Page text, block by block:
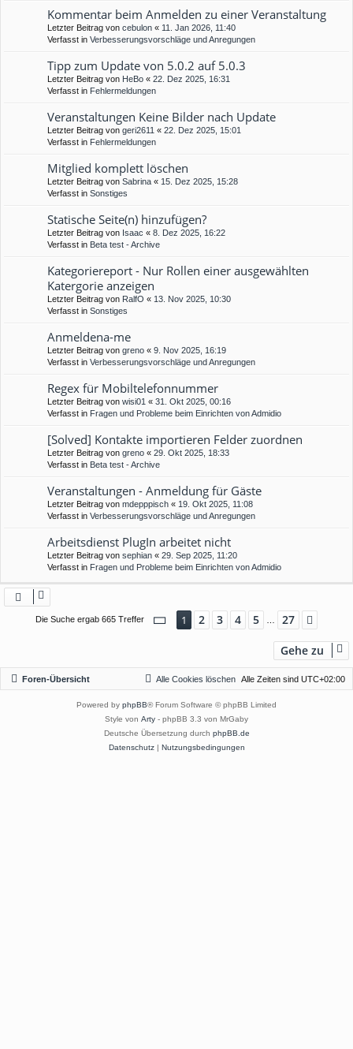
Kommentar beim Anmelden zu einer Veranstaltung
Letzter Beitrag von cebulon « 11. Jan 2026, 11:40
Verfasst in Verbesserungsvorschläge und Anregungen
Tipp zum Update von 5.0.2 auf 5.0.3
Letzter Beitrag von HeBo « 22. Dez 2025, 16:31
Verfasst in Fehlermeldungen
Veranstaltungen Keine Bilder nach Update
Letzter Beitrag von geri2611 « 22. Dez 2025, 15:01
Verfasst in Fehlermeldungen
Mitglied komplett löschen
Letzter Beitrag von Sabrina « 15. Dez 2025, 15:28
Verfasst in Sonstiges
Statische Seite(n) hinzufügen?
Letzter Beitrag von Isaac « 8. Dez 2025, 16:22
Verfasst in Beta test - Archive
Kategoriereport - Nur Rollen einer ausgewählten
Katergorie anzeigen
Letzter Beitrag von RalfO « 13. Nov 2025, 10:30
Verfasst in Sonstiges
Anmeldena-me
Letzter Beitrag von greno « 9. Nov 2025, 16:19
Verfasst in Verbesserungsvorschläge und Anregungen
Regex für Mobiltelefonnummer
Letzter Beitrag von wisi01 « 31. Okt 2025, 00:16
Verfasst in Fragen und Probleme beim Einrichten von Admidio
[Solved] Kontakte importieren Felder zuordnen
Letzter Beitrag von greno « 29. Okt 2025, 18:33
Verfasst in Beta test - Archive
Veranstaltungen - Anmeldung für Gäste
Letzter Beitrag von mdepppisch « 19. Okt 2025, 11:08
Verfasst in Verbesserungsvorschläge und Anregungen
Arbeitsdienst PlugIn arbeitet nicht
Letzter Beitrag von sephian « 29. Sep 2025, 11:20
Verfasst in Fragen und Probleme beim Einrichten von Admidio
Die Suche ergab 665 Treffer Seite 1 von 27
1 2 3 4 5 27
Gehe zu
Foren-Übersicht Alle Zeiten sind UTC+02:00
Alle Cookies löschen
Powered by phpBB® Forum Software © phpBB Limited
Style von Arty - phpBB 3.3 von MrGaby
Deutsche Übersetzung durch phpBB.de
Datenschutz| Nutzungsbedingungen